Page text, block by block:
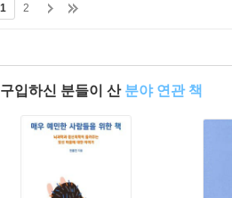
1 2
입하신 분들이 산 분야 연관 책